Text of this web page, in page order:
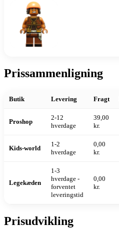
Prissammenligning
Butik Levering Fragt
Proshop
2-12
hverdage
39,00
kr.
Kids-world
1-2
hverdage
0,00
kr.
Legekæden
1-3
hverdage -
forventet
leveringstid
0,00
kr.
Prisudvikling